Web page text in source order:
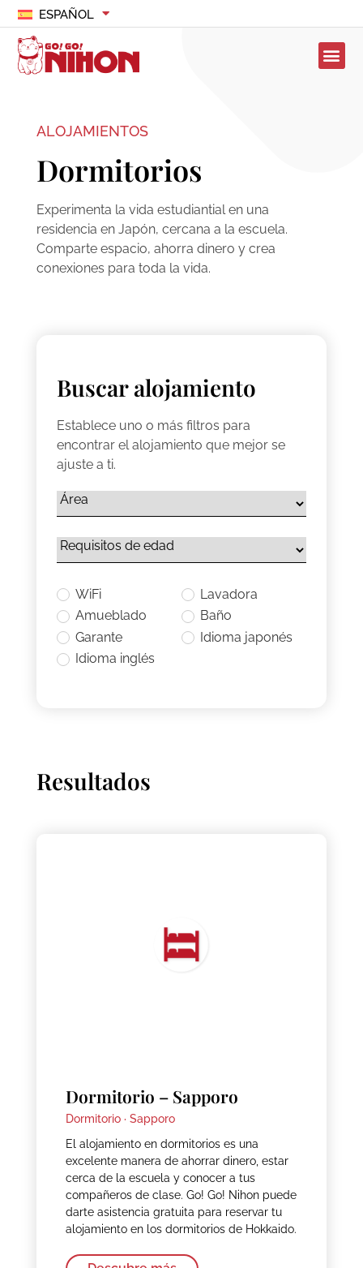
ESPAÑOL
ALOJAMIENTOS
Dormitorios
Experimenta la vida estudiantial en una
residencia en Japón, cercana a la escuela.
Comparte espacio, ahorra dinero y crea
conexiones para toda la vida.
Buscar alojamiento
Establece uno o más filtros para
encontrar el alojamiento que mejor se
ajuste a ti.
WiFi
Lavadora
Amueblado
Baño
Garante
Idioma japonés
Idioma inglés
Resultados
Dormitorio – Sapporo
Dormitorio · Sapporo
El alojamiento en dormitorios es una
excelente manera de ahorrar dinero, estar
cerca de la escuela y conocer a tus
compañeros de clase. Go! Go! Nihon puede
darte asistencia gratuita para reservar tu
alojamiento en los dormitorios de Hokkaido.